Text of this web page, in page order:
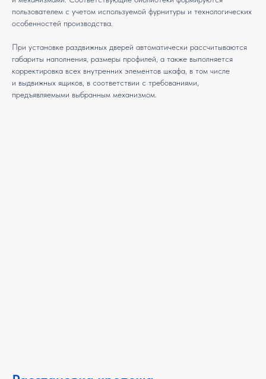
пользователем с учетом используемой фурнитуры и технологических
особенностей производства.
При установке раздвижных дверей автоматически рассчитываются
габариты наполнения, размеры профилей, а также выполняется
корректировка всех внутренних элементов шкафа, в том числе
и выдвижных ящиков, в соответствии с требованиями,
предъявляемыми выбранным механизмом.